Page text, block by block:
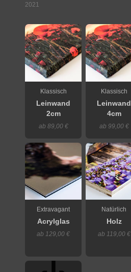
2021
Klassisch
Leinwand
2cm
ab 89,00 €
Klassisch
Leinwand
4cm
ab 99,00 €
Extravagant
Acrylglas
ab 129,00 €
Natürlich
Holz
ab 119,00 €